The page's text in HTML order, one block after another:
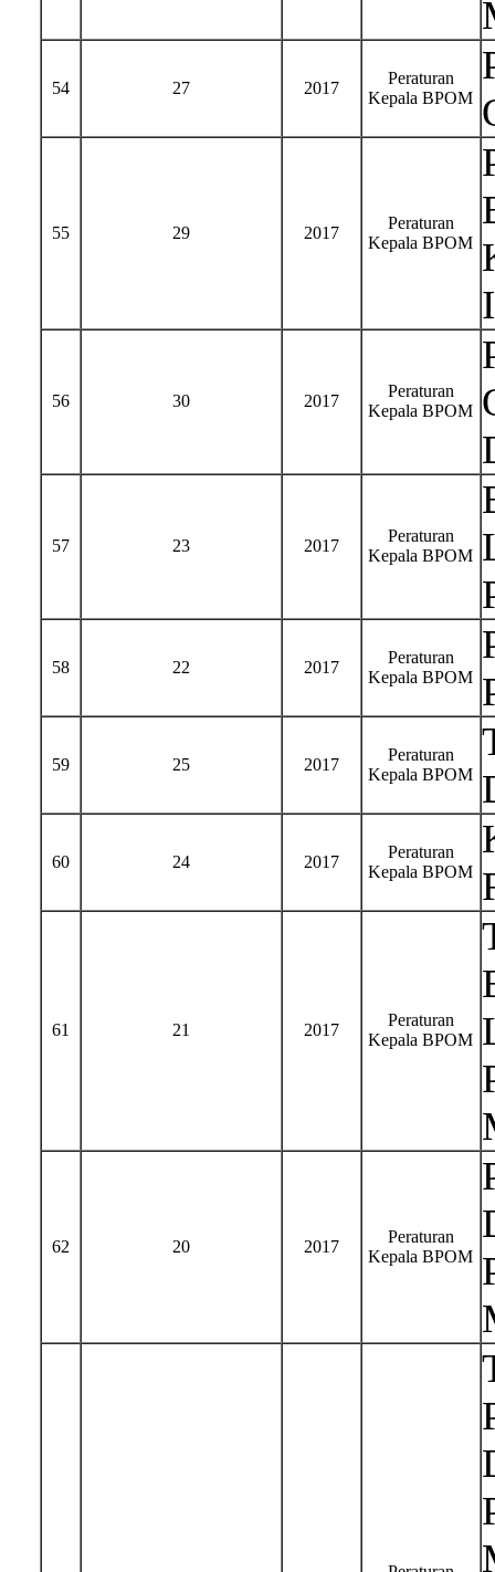
54 27 2017
Peraturan
Kepala BPOM
55 29 2017
Peraturan
Kepala BPOM
56 30 2017
Peraturan
Kepala BPOM
57 23 2017
Peraturan
Kepala BPOM
58 22 2017
Peraturan
Kepala BPOM
59 25 2017
Peraturan
Kepala BPOM
60 24 2017
Peraturan
Kepala BPOM
61 21 2017
Peraturan
Kepala BPOM
62 20 2017
Peraturan
Kepala BPOM